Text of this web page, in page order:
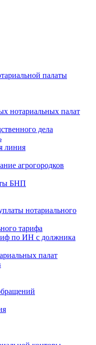
палаты
нотариальных палат
дела
линия
агрогородков
БНП
нотариального
тарифа
по ИН с должника
палат